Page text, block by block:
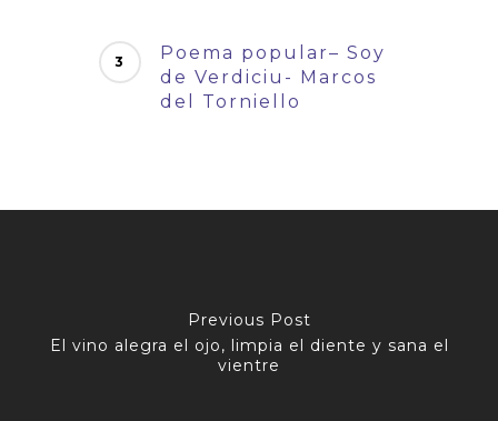
Poema popular– Soy
de Verdiciu- Marcos
del Torniello
Previous Post
El vino alegra el ojo, limpia el diente y sana el
vientre